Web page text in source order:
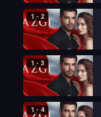
1 - 2
1 - 3
1 - 4